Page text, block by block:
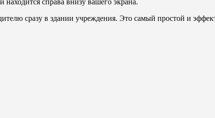
сразу в здании учреждения. Это самый простой и